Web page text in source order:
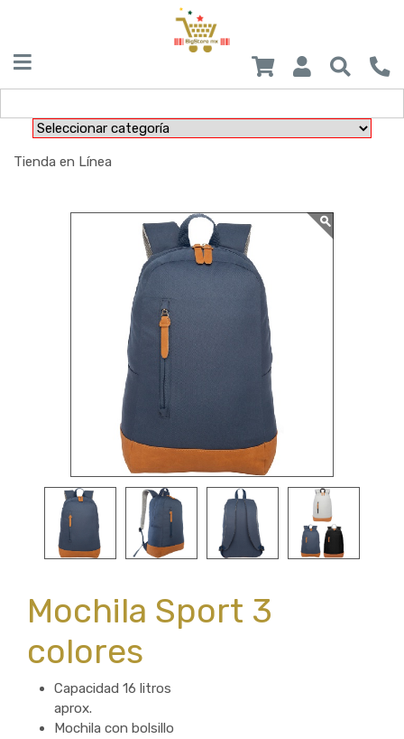
Tienda en Línea
Mochila Sport 3
colores
Capacidad 16 litros
aprox.
Mochila con bolsillo